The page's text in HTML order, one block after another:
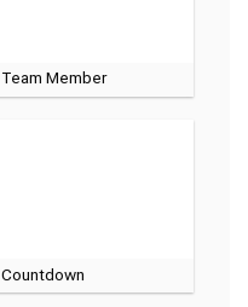
Team Member
Countdown